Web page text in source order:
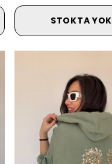
STOKTA YOK